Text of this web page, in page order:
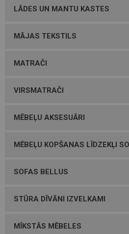
LĀDES UN MANTU KASTES
MĀJAS TEKSTILS
MATRAČI
VIRSMATRAČI
MĒBEĻU AKSESUĀRI
MĒBEĻU KOPŠANAS LĪDZEKĻI
SOFAS BELLUS
STŪRA DĪVĀNI IZVELKAMI
MĪKSTĀS MĒBELES